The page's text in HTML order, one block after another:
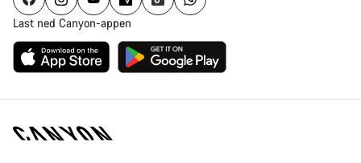
Last ned Canyon-appen